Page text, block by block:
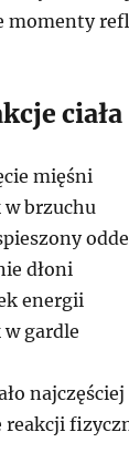
momenty
mięśni
w brzuchu
dłoni
energii
w gardle
reakcji